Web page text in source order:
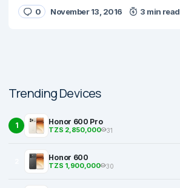
0 November 13, 2016 3 min read
Trending Devices
1 Honor 600 Pro
TZS 2,850,000 31
Honor 600
TZS 1,900,000 30